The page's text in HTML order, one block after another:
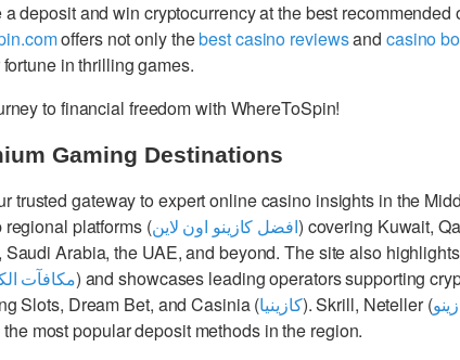
a deposit and win cryptocurrency at the best recommended
offers not only thebest casino reviewsand casino
in thrilling games.
to financial freedom with WhereToSpin!
Gaming Destinations
trusted gateway to expert online casino insights in the
platforms (افضل كازينو اون لاين) covering Kuwait,
Saudi Arabia, the UAE, and beyond. The site also
مكافآت) and showcases leading operators supporting
Slots, Dream Bet, and Casinia (كازينيا). Skrill, Neteller (
most popular deposit methods in the region.